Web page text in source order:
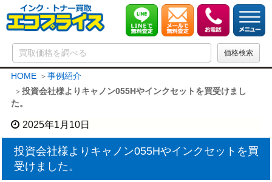
HOME
事例紹介
投資会社様よりキャノン055Hやインクセットを買受けまし
た。
2025年1月10日
投資会社様よりキャノン055Hやインクセットを買
受けました。